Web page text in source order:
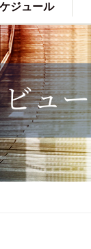
ジュール
ュー